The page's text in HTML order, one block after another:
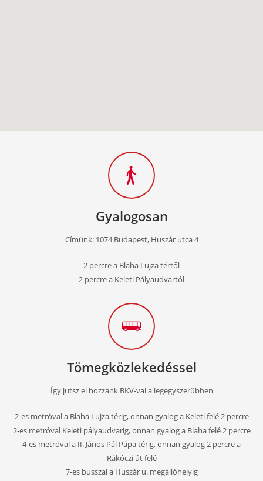
Chili Salsa Tánciskola
1074 Budapest, Huszár utca 4.
2-2 percre a Blaha Lujza tértől és a Keleti Pályaudvartól
Gyalogosan
Címünk: 1074 Budapest, Huszár utca 4
2 percre a Blaha Lujza tértől
2 percre a Keleti Pályaudvartól
Tömegközlekedéssel
Így jutsz el hozzánk BKV-val a legegyszerűbben
2-es metróval a Blaha Lujza térig, onnan gyalog a Keleti felé 2 percre
2-es metróval Keleti pályaudvarig, onnan gyalog a Blaha felé 2 percre
4-es metróval a II. János Pál Pápa térig, onnan gyalog 2 percre a
Rákóczi út felé
7-es busszal a Huszár u. megállóhelyig